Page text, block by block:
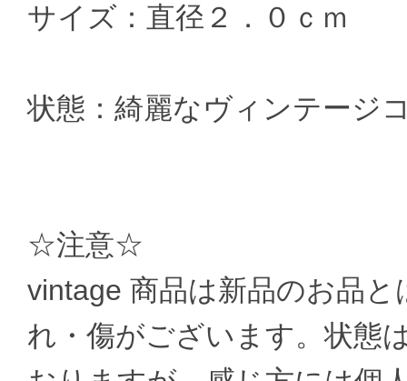
サイズ：直径２．０ｃｍ
状態：綺麗なヴィンテージ
☆注意☆
vintage 商品は新品のお品
れ・傷がございます。状態